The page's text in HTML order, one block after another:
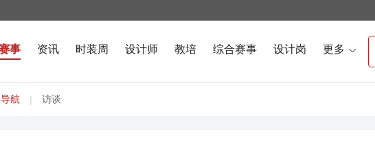
事 资讯 时装周 设计师 教培 综合赛事 设计岗 更多 
航 | 访谈